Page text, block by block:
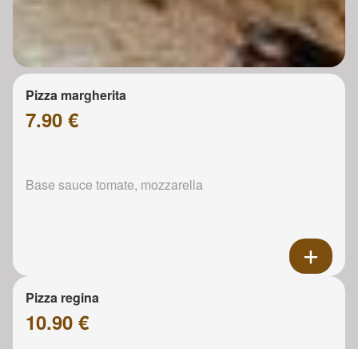
Pizza margherita
7.90 €
Base sauce tomate, mozzarella
Pizza regina
10.90 €